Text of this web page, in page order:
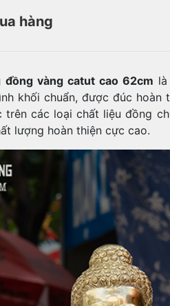
hàng
đồng vàng catut cao 62cm
khối chuẩn, được đúc
trên các loại chất liệu đồng
lượng hoàn thiện cực cao.